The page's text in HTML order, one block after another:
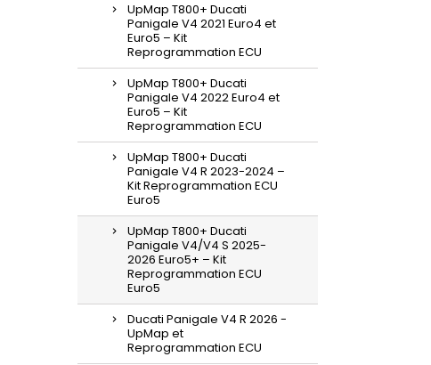
UpMap T800+ Ducati
Panigale V4 2021 Euro4 et
Euro5 – Kit
Reprogrammation ECU
UpMap T800+ Ducati
Panigale V4 2022 Euro4 et
Euro5 – Kit
Reprogrammation ECU
UpMap T800+ Ducati
Panigale V4 R 2023-2024 –
Kit Reprogrammation ECU
Euro5
UpMap T800+ Ducati
Panigale V4/V4 S 2025-
2026 Euro5+ – Kit
Reprogrammation ECU
Euro5
Ducati Panigale V4 R 2026 -
UpMap et
Reprogrammation ECU